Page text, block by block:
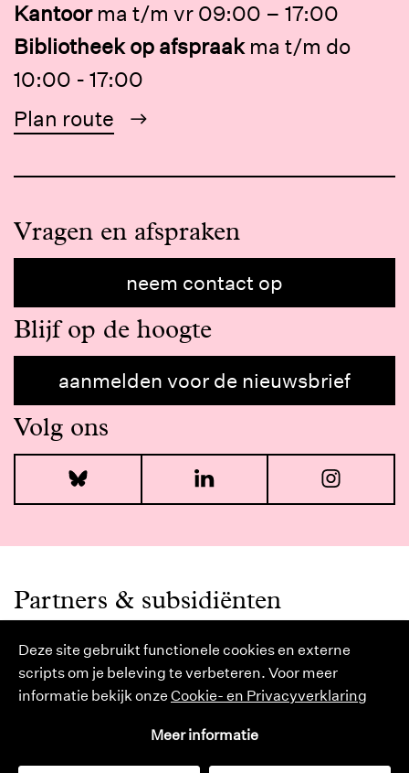
Deze site gebruikt functionele cookies en externe
scripts om je beleving te verbeteren. Voor meer
informatie bekijk onze Cookie- en Privacyverklaring
Meer informatie
Kantoor ma t/m vr 09:00 – 17:00
Bibliotheek op afspraak ma t/m do
10:00 - 17:00
Plan route
Vragen en afspraken
neem contact op
Blijf op de hoogte
aanmelden voor de nieuwsbrief
Volg ons
Bluesky LinkedIn
Partners & subsidiënten